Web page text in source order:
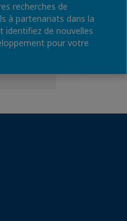
recherches de
à partenariats dans la
identifiez de nouvelles
pour votre